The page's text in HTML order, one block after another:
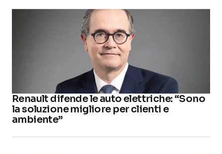
Renault difende le auto elettriche: “Sono
la soluzione migliore per clienti e
ambiente”